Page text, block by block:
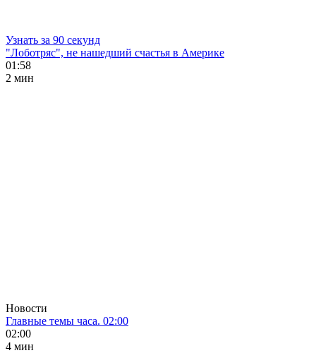
Узнать за 90 секунд
"Лоботряс", не нашедший счастья в Америке
01:58
2 мин
Новости
Главные темы часа. 02:00
02:00
4 мин